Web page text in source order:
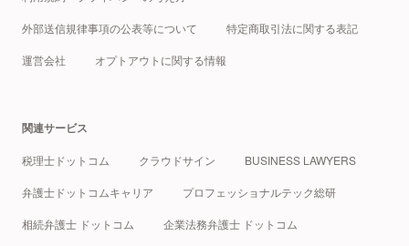
外部送信規律事項の公表等について 特定商取引法に関する表記
運営会社 オプトアウトに関する情報
関連サービス
税理士ドットコム クラウドサイン BUSINESS LAWYERS
弁護士ドットコムキャリア プロフェッショナルテック総研
相続弁護士 ドットコム 企業法務弁護士 ドットコム